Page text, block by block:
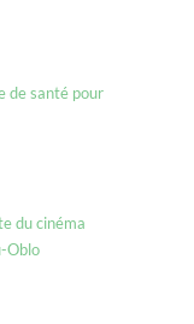
de santé pour
du cinéma
Oblo